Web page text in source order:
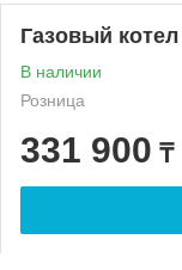
Газовый
В наличии
Розница
331 900 ₸